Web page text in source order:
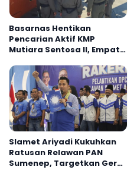
Basarnas Hentikan
Pencarian Aktif KMP
Mutiara Sentosa II, Empat
Slamet Ariyadi Kukuhkan
Ratusan Relawan PAN
Sumenep, Targetkan Gerak